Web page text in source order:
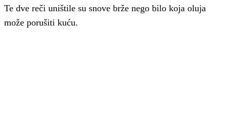
Te dve reči uništile su snove brže nego bilo koja oluja
može porušiti kuću.